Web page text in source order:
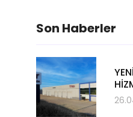
Son Haberler